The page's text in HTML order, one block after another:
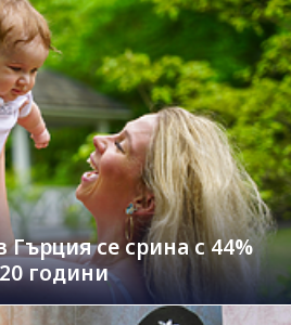
се срина с 44%
години